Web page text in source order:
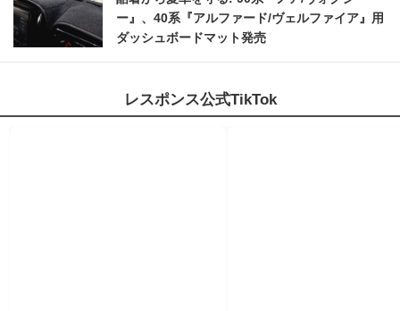
ー』、40系『アルファード/ヴェルファイア』用
ダッシュボードマット発売
レスポンス公式TikTok